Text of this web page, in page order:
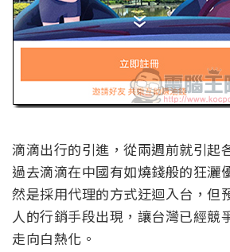
滴滴出行的引進，從兩週前就引起
過去滴滴在中國有如燒錢般的狂灑
然是採用代理的方式迂迴入台，但
人的行銷手段出現，讓台灣已經競
走向白熱化。